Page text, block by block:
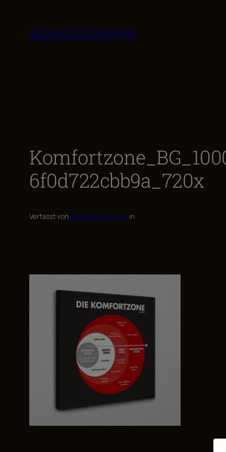
Inhalt
springen
SECHS WOCHEN FREI
6f0d722cbb9a_720x
Verfasst vonSechs Wochen Freiin